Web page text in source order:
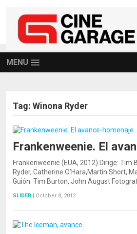
MENU
Tag:Winona Ryder
Frankenweenie. El
Frankenweenie (EUA, 2012) Dirige: Tim
Ryder, Catherine O’Hara,Martin Short,
Guión: Tim Burton, John August
SLIDER | October 8, 2012
POSTS